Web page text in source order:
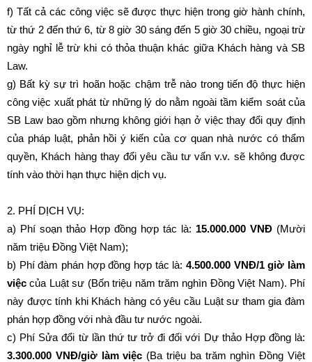
f) Tất cả các công việc sẽ được thực hiện trong giờ hành chính,
từ thứ 2 đến thứ 6, từ 8 giờ 30 sáng đến 5 giờ 30 chiều, ngoại trừ
ngày nghỉ lễ trừ khi có thỏa thuận khác giữa Khách hàng và SB
Law.
g) Bất kỳ sự trì hoãn hoặc chậm trễ nào trong tiến độ thực hiện
công việc xuất phát từ những lý do nằm ngoài tầm kiểm soát của
SB Law bao gồm nhưng không giới hạn ở việc thay đổi quy định
của pháp luật, phản hồi ý kiến của cơ quan nhà nước có thẩm
quyền, Khách hàng thay đổi yêu cầu tư vấn v.v. sẽ không được
tính vào thời hạn thực hiện dịch vụ.
2. PHÍ DỊCH VỤ:
a) Phí soạn thảo Hợp đồng hợp tác là: 15.000.000 VNĐ (Mười
năm triệu Đồng Việt Nam);
b) Phí đàm phán hợp đồng hợp tác là: 4.500.000 VNĐ/1 giờ làm
việc của Luật sư (Bốn triệu năm trăm nghìn Đồng Việt Nam). Phí
này được tính khi Khách hàng có yêu cầu Luật sư tham gia đàm
phán hợp đồng với nhà đầu tư nước ngoài.
c) Phí Sửa đổi từ lần thứ tư trở đi đối với Dự thảo Hợp đồng là:
3.300.000 VNĐ/giờ làm việc (Ba triệu ba trăm nghìn Đồng Việt